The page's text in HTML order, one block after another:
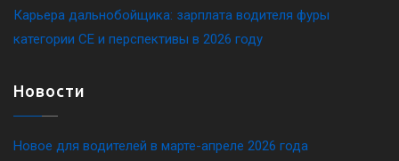
Карьера дальнобойщика: зарплата водителя фуры
категории CE и перспективы в 2026 году
Новости
Новое для водителей в марте-апреле 2026 года